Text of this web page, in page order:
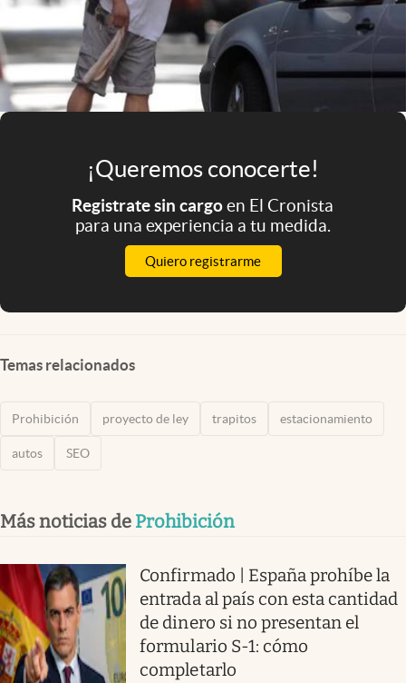
Eventos Corporativos
El Cronista Studio
Mediakit
¡Queremos conocerte!
Registrate sin cargoen El Cronista
para una experiencia a tu medida.
Quiero registrarme
Temas relacionados
Prohibición proyecto de ley trapitos estacionamiento
autos SEO
Más noticias de Prohibición
Confirmado | España prohíbe la
entrada al país con esta cantidad
de dinero si no presentan el
formulario S-1: cómo
completarlo